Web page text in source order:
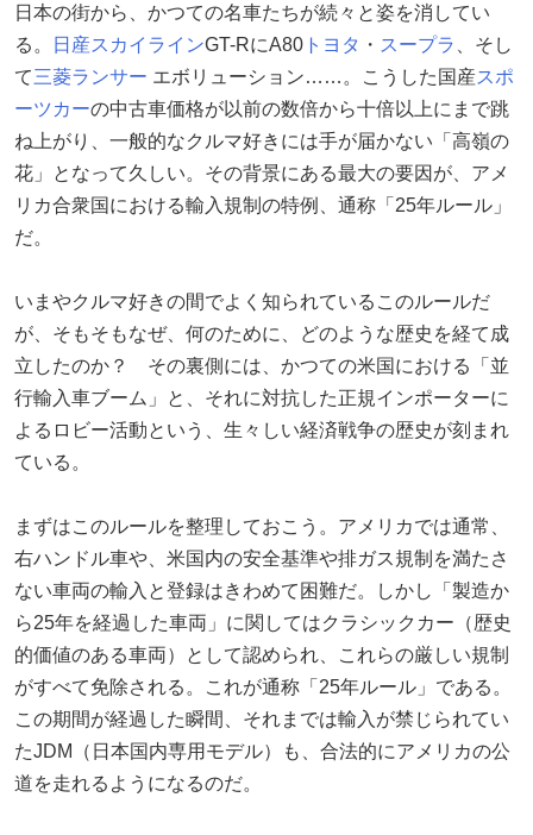
日本の街から、かつての名車たちが続々と姿を消してい
る。
日産スカイラインGT-RにA80 トヨタ ・ スープラ
、そし
て三菱ランサー エボリューション……。こうした国産スポ
ーツカーの中古車価格が以前の数倍から十倍以上にまで跳
ね上がり、一般的なクルマ好きには手が届かない「高嶺の
花」となって久しい。その背景にある最大の要因が、アメ
リカ合衆国における輸入規制の特例、通称「25年ルール」
だ。
いまやクルマ好きの間でよく知られているこのルールだ
が、そもそもなぜ、何のために、どのような歴史を経て成
立したのか？ その裏側には、かつての米国における「並
行輸入車ブーム」と、それに対抗した正規インポーターに
よるロビー活動という、生々しい経済戦争の歴史が刻まれ
ている。
まずはこのルールを整理しておこう。アメリカでは通常、
右ハンドル車や、米国内の安全基準や排ガス規制を満たさ
ない車両の輸入と登録はきわめて困難だ。しかし「製造か
ら25年を経過した車両」に関してはクラシックカー（歴史
的価値のある車両）として認められ、これらの厳しい規制
がすべて免除される。これが通称「25年ルール」である。
この期間が経過した瞬間、それまでは輸入が禁じられてい
たJDM（日本国内専用モデル）も、合法的にアメリカの公
道を走れるようになるのだ。